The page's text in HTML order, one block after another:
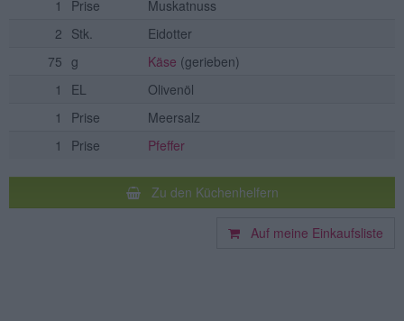
1
Prise
Muskatnuss
2 Stk.
Eidotter
75 g Käse (gerieben)
1
EL
Olivenöl
1
Prise
Meersalz
1
Prise Pfeffer
Zu den Küchenhelfern
Auf meine Einkaufsliste